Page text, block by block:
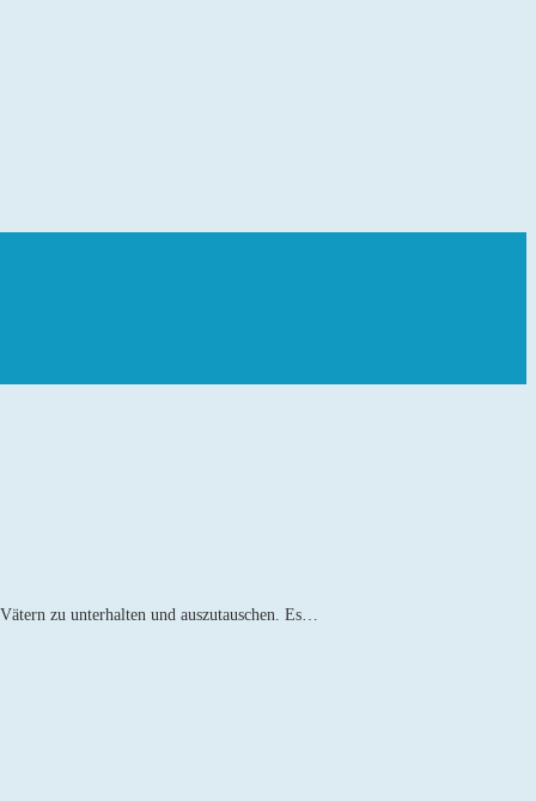
zu unterhalten und auszutauschen. Es…